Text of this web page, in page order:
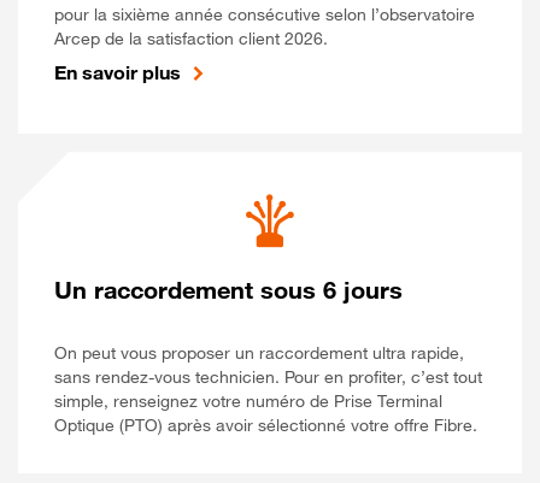
pour la sixième année consécutive selon l’observatoire
Arcep de la satisfaction client 2026.
En savoir plus
Un raccordement sous 6 jours
On peut vous proposer un raccordement ultra rapide,
sans rendez-vous technicien. Pour en profiter, c’est tout
simple, renseignez votre numéro de Prise Terminal
Optique (PTO) après avoir sélectionné votre offre Fibre.